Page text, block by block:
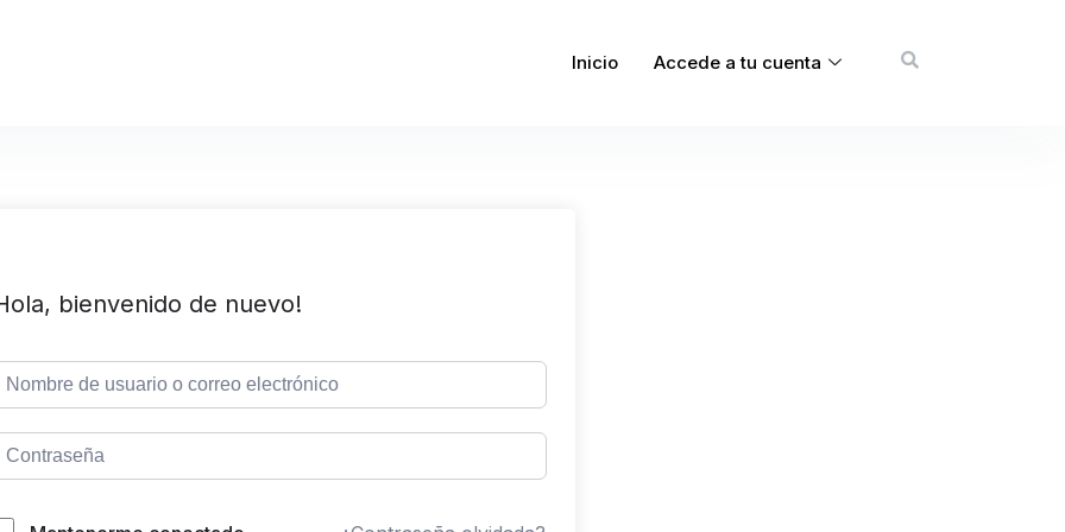
Inicio Accede a tu cuenta
bienvenido de nuevo!